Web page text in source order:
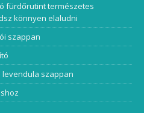
fürdőrutint természetes
könnyen elaludni
szappan
levendula szappan